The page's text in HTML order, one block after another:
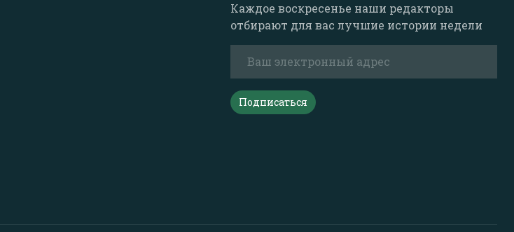
Каждое воскресенье наши редакторы
отбирают для вас лучшие истории недели
Подписаться